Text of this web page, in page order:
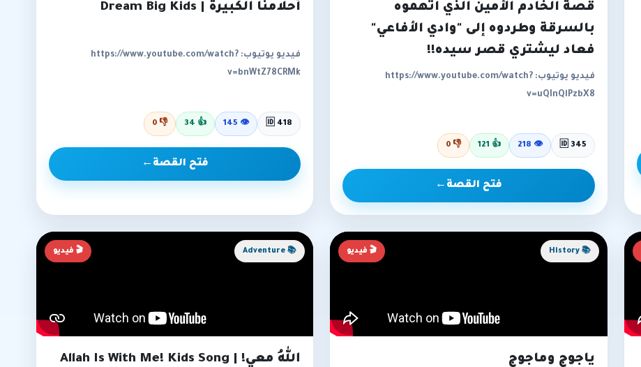
قصة الخادم الأمين الذي اتهموه
بالسرقة وطردوه إلى "وادي الأفاعي"
فعاد ليشتري قصر سيده!!
فيديو يوتيوب: https://www.youtube.com/watch?
v=uQInQlPzbX8
🆔 345
👁
218
👍
121
👎
0
فتح القصة ←
أحلامنا الكبيرة | Dream Big Kids
فيديو يوتيوب: https://www.youtube.com/watch?
v=bnWtZ78CRMk
🆔 418
👁
145
👍
34
👎
0
فتح القصة ←
🎬 فيديو 📚 History
ياجوج وماجوج
🎬 فيديو 📚 Adventure
اللهُ معي! | Allah Is With Me! Kids Song